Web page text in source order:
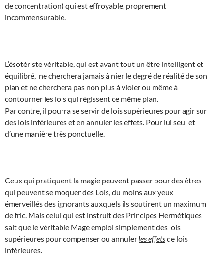
de concentration) qui est effroyable, proprement
incommensurable.
L’ésotériste véritable, qui est avant tout un être intelligent et
équilibré, ne cherchera jamais à nier le degré de réalité de son
plan et ne cherchera pas non plus à violer ou même à
contourner les lois qui régissent ce même plan.
Par contre, il pourra se servir de lois supérieures pour agir sur
des lois inférieures et en annuler les effets. Pour lui seul et
d’une manière très ponctuelle.
Ceux qui pratiquent la magie peuvent passer pour des êtres
qui peuvent se moquer des Lois, du moins aux yeux
émerveillés des ignorants auxquels ils soutirent un maximum
de fric. Mais celui qui est instruit des Principes Hermétiques
sait que le véritable Mage emploi simplement des lois
supérieures pour compenser ou annuler les effetsde lois
inférieures.